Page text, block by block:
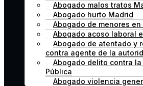
Abogado malos tratos
Abogado hurto Madrid
Abogado de menores en
Abogado acoso laboral
Abogado de atentado y
contra agente de la
Abogado delito contra la
Pública
Abogado violencia